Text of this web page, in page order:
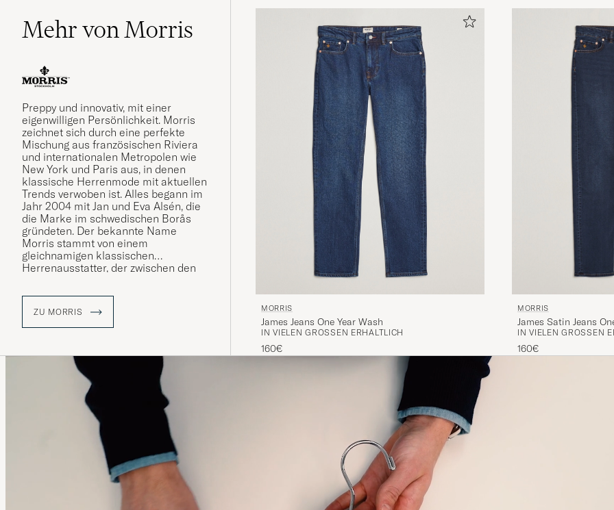
Mehr von Morris
Preppy und innovativ, mit einer
eigenwilligen Persönlichkeit. Morris
zeichnet sich durch eine perfekte
Mischung aus französischen Riviera
und internationalen Metropolen wie
New York und Paris aus, in denen
klassische Herrenmode mit aktuellen
Trends verwoben ist. Alles begann im
Jahr 2004 mit Jan und Eva Alsén, die
die Marke im schwedischen Borås
gründeten. Der bekannte Name
Morris stammt von einem
gleichnamigen klassischen
Herrenausstatter, der zwischen den
Stockholm seine Blütezeit hatte.
ZU MORRIS MORRIS
James Jeans One Year Wash
IN VIELEN GRÖSSEN ERHÄLTLICH
160€
MORRIS
James Satin Jeans
IN VIELEN GRÖSSEN
160€